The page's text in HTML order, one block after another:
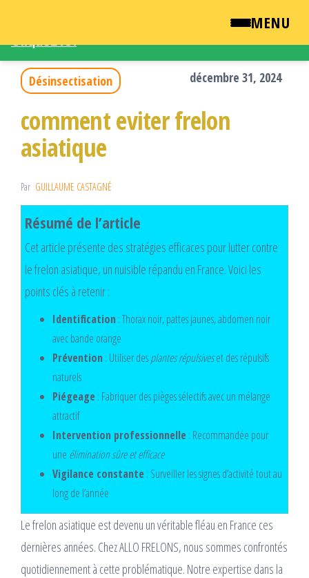
MENU
QUI SOMMES NOUS ?
TARIFS
ENGLISH
CONTACT
Passer
contenu
Désinsectisation décembre 31, 2024
comment eviter frelon
asiatique
Par GUILLAUME CASTAGNÉ
Résumé de l’article
Cet article présente des stratégies efficaces pour lutter contre
le frelon asiatique, un nuisible répandu en France. Voici les
points clés à retenir :
Identification : Thorax noir, pattes jaunes, abdomen noir
avec bande orange
Prévention : Utiliser desplantes répulsiveset des répulsifs
naturels
Piégeage : Fabriquer des pièges sélectifs avec un mélange
attractif
Intervention professionnelle : Recommandée pour
une élimination sûre et efficace
Vigilance constante : Surveiller les signes d’activité tout au
long de l’année
Le frelon asiatique est devenu un véritable fléau en France ces
dernières années. Chez ALLO FRELONS, nous sommes confrontés
quotidiennement à cette problématique. Notre expertise dans la
Une demande d'intervention – Une question ?